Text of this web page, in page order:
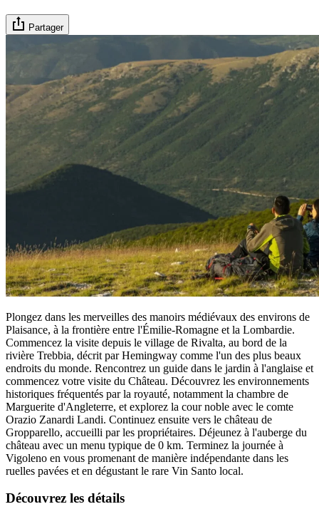
Partager
Plongez dans les merveilles des manoirs médiévaux des environs de
Plaisance, à la frontière entre l'Émilie-Romagne et la Lombardie.
Commencez la visite depuis le village de Rivalta, au bord de la
rivière Trebbia, décrit par Hemingway comme l'un des plus beaux
endroits du monde. Rencontrez un guide dans le jardin à l'anglaise et
commencez votre visite du Château. Découvrez les environnements
historiques fréquentés par la royauté, notamment la chambre de
Marguerite d'Angleterre, et explorez la cour noble avec le comte
Orazio Zanardi Landi. Continuez ensuite vers le château de
Gropparello, accueilli par les propriétaires. Déjeunez à l'auberge du
château avec un menu typique de 0 km. Terminez la journée à
Vigoleno en vous promenant de manière indépendante dans les
ruelles pavées et en dégustant le rare Vin Santo local.
Découvrez les détails